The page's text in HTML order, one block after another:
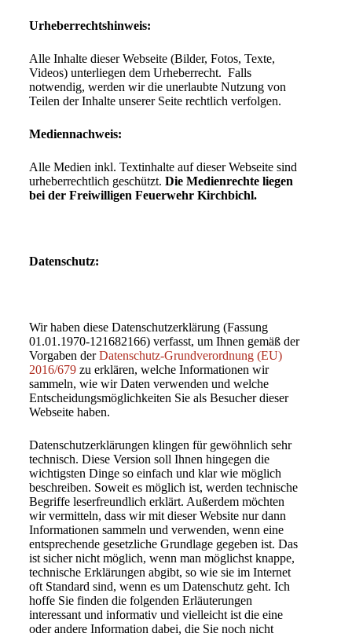
Urheberrechtshinweis:
Alle Inhalte dieser Webseite (Bilder, Fotos, Texte,
Videos) unterliegen dem Urheberrecht. Falls
notwendig, werden wir die unerlaubte Nutzung von
Teilen der Inhalte unserer Seite rechtlich verfolgen.
Mediennachweis:
Alle Medien inkl. Textinhalte auf dieser Webseite sind
urheberrechtlich geschützt. Die Medienrechte liegen
bei der Freiwilligen Feuerwehr Kirchbichl.
Datenschutz:
Wir haben diese Datenschutzerklärung (Fassung
01.01.1970-121682166) verfasst, um Ihnen gemäß der
Vorgaben derDatenschutz-Grundverordnung (EU)
2016/679zu erklären, welche Informationen wir
sammeln, wie wir Daten verwenden und welche
Entscheidungsmöglichkeiten Sie als Besucher dieser
Webseite haben.
Datenschutzerklärungen klingen für gewöhnlich sehr
technisch. Diese Version soll Ihnen hingegen die
wichtigsten Dinge so einfach und klar wie möglich
beschreiben. Soweit es möglich ist, werden technische
Begriffe leserfreundlich erklärt. Außerdem möchten
wir vermitteln, dass wir mit dieser Website nur dann
Informationen sammeln und verwenden, wenn eine
entsprechende gesetzliche Grundlage gegeben ist. Das
ist sicher nicht möglich, wenn man möglichst knappe,
technische Erklärungen abgibt, so wie sie im Internet
oft Standard sind, wenn es um Datenschutz geht. Ich
hoffe Sie finden die folgenden Erläuterungen
interessant und informativ und vielleicht ist die eine
oder andere Information dabei, die Sie noch nicht